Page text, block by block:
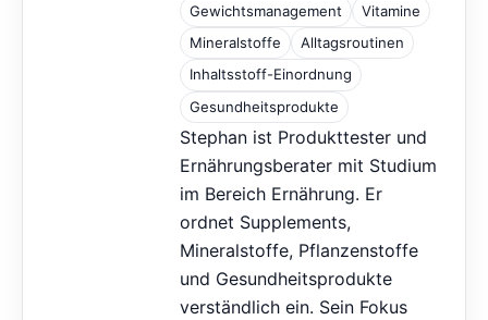
Gewichtsmanagement
Vitamine
Mineralstoffe
Alltagsroutinen
Inhaltsstoff-Einordnung
Gesundheitsprodukte
Stephan ist Produkttester und
Ernährungsberater mit Studium
im Bereich Ernährung. Er
ordnet Supplements,
Mineralstoffe, Pflanzenstoffe
und Gesundheitsprodukte
verständlich ein. Sein Fokus